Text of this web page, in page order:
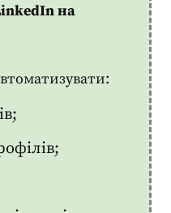
на